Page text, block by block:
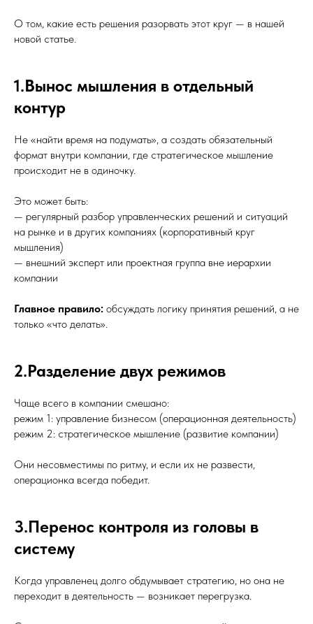
О том, какие есть решения разорвать этот круг — в нашей
новой статье.
1.Вынос мышления в отдельный
контур
Не «найти время на подумать», а создать обязательный
формат внутри компании, где стратегическое мышление
происходит не в одиночку.
Это может быть:
— регулярный разбор управленческих решений и ситуаций
на рынке и в других компаниях (корпоративный круг
мышления)
— внешний эксперт или проектная группа вне иерархии
компании
Главное правило: обсуждать логику принятия решений, а не
только «что делать».
2.Разделение двух режимов
Чаще всего в компании смешано:
режим 1: управление бизнесом (операционная деятельность)
режим 2: стратегическое мышление (развитие компании)
Они несовместимы по ритму, и если их не развести,
операционка всегда победит.
3.Перенос контроля из головы в
систему
Когда управленец долго обдумывает стратегию, но она не
переходит в деятельность — возникает перегрузка.